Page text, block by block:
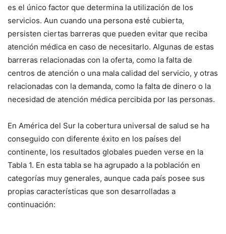
es el único factor que determina la utilización de los
servicios. Aun cuando una persona esté cubierta,
persisten ciertas barreras que pueden evitar que reciba
atención médica en caso de necesitarlo. Algunas de estas
barreras relacionadas con la oferta, como la falta de
centros de atención o una mala calidad del servicio, y otras
relacionadas con la demanda, como la falta de dinero o la
necesidad de atención médica percibida por las personas.
En América del Sur la cobertura universal de salud se ha
conseguido con diferente éxito en los países del
continente, los resultados globales pueden verse en la
Tabla 1. En esta tabla se ha agrupado a la población en
categorías muy generales, aunque cada país posee sus
propias características que son desarrolladas a
continuación: